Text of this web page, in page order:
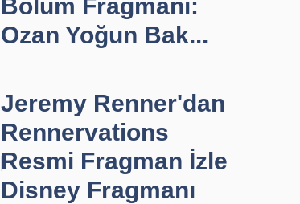
Bölüm Fragmanı:
Ozan Yoğun Bak...
Jeremy Renner'dan
Rennervations
Resmi Fragman İzle
Disney Fragmanı